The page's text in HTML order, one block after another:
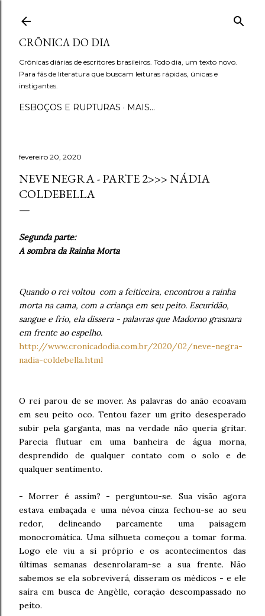
CRÔNICA DO DIA
Crônicas diárias de escritores brasileiros. Todo dia, um texto novo.
Para fãs de literatura que buscam leituras rápidas, únicas e
instigantes.
ESBOÇOS E RUPTURAS MAIS…
fevereiro 20, 2020
NEVE NEGRA - PARTE 2>>> NÁDIA
COLDEBELLA
Segunda parte:
A sombra da Rainha Morta
Quando o rei voltou com a feiticeira, encontrou a rainha
morta na cama, com a criança em seu peito. Escuridão,
sangue e frio, ela dissera - palavras que Madorno grasnara
em frente ao espelho.
http://www.cronicadodia.com.br/2020/02/neve-negra-
nadia-coldebella.html
O rei parou de se mover. As palavras do anão ecoavam
em seu peito oco. Tentou fazer um grito desesperado
subir pela garganta, mas na verdade não queria gritar.
Parecia flutuar em uma banheira de água morna,
desprendido de qualquer contato com o solo e de
qualquer sentimento.
- Morrer é assim? - perguntou-se. Sua visão agora
estava embaçada e uma névoa cinza fechou-se ao seu
redor, delineando parcamente uma paisagem
monocromática. Uma silhueta começou a tomar forma.
Logo ele viu a si próprio e os acontecimentos das
últimas semanas desenrolaram-se a sua frente. Não
sabemos se ela sobreviverá, disseram os médicos - e ele
saíra em busca de Angèlle, coração descompassado no
peito.